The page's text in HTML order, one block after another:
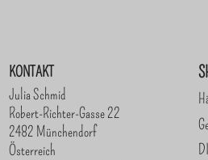
KONTAKT
Julia Schmid
Robert-Richter-Gasse 22
2482 Münchendorf
Österreich